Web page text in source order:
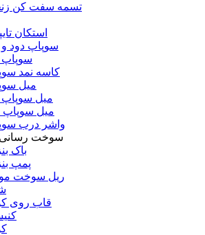
تسمه سفت کن
استکان
سوپاپ دود و
سوپاپ
کاسه نمد
میل
میل سوپاپ
میل سوپاپ
واشر درب
سوخت رسانی
باک
پمپ
ریل سوخت
قاب روی